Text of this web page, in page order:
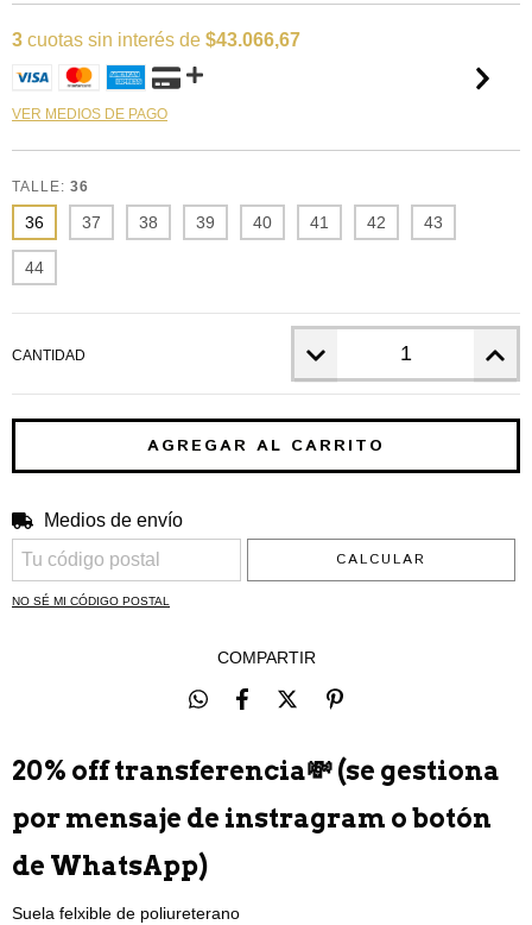
3 cuotas sin interés de $43.066,67
VER MEDIOS DE PAGO
TALLE: 36
36 37 38 39 40 41 42 43
44
CANTIDAD
Entregas para el CP:
Medios de envío
CALCULAR
NO SÉ MI CÓDIGO POSTAL
COMPARTIR
20% off transferencia💸 (se gestiona
por mensaje de instragram o botón
de WhatsApp)
Suela felxible de poliureterano